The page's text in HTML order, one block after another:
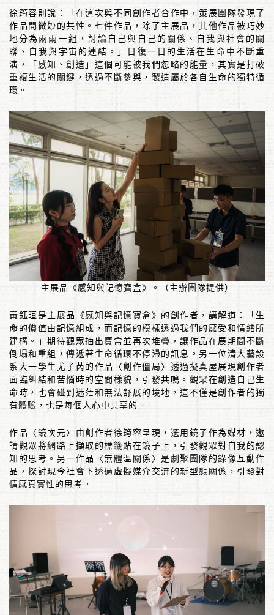
徐筠容則說：「在這次與不同創作者合作中，策展團隊發現了
作品間微妙的共性。七件作品，除了主展品，其他作品被巧妙
地分為兩兩一組，討論自己與自己的關係、自我與社會的關
聯、自我與宇宙的連結。」日復一日的生活在生命中不斷重
演，「感知、創造」這個可能被我們忽略的能量，其實是打破
重複生活的關鍵，透過不斷參與，製造屬於各自生命的獨特循
環。
主展品《感知與記憶寶盒》。（主辦團隊提供）
黃鈺晅是主展品《感知與記憶寶盒》的創作者，講解道：「生
命的價值由記憶組成，而記憶的模樣透過我們的感受和情緒所
建構。」期待觀眾抽出寶盒並再次堆疊，讓作品在展期間不斷
倒塌和重組，傳遞著生命循環不停滯的訊息。另一位清大藝設
系大一學生尤子芮的作品〈創作僵局〉透過擬真屋展現創作者
面臨糾結和苦惱時的空間樣貌，引發共鳴。觀眾在創造自己生
命時，也會碰到迷茫和無法舒展的境地，這不僅是創作者的獨
有體驗，也是每個人心中共享的。
作品〈鏡次元〉由創作者徐筠容呈現，選用鏡子作為媒材，邀
請觀眾將網路上擷取的標籤貼在鏡子上，引發觀眾對自我的認
知的思考。另一作品〈無體溫關係〉是劇聚團隊的錄像互動作
品，探討現今社會下透過虛擬媒介交流的新型態關係，引發對
情感真實性的思考。